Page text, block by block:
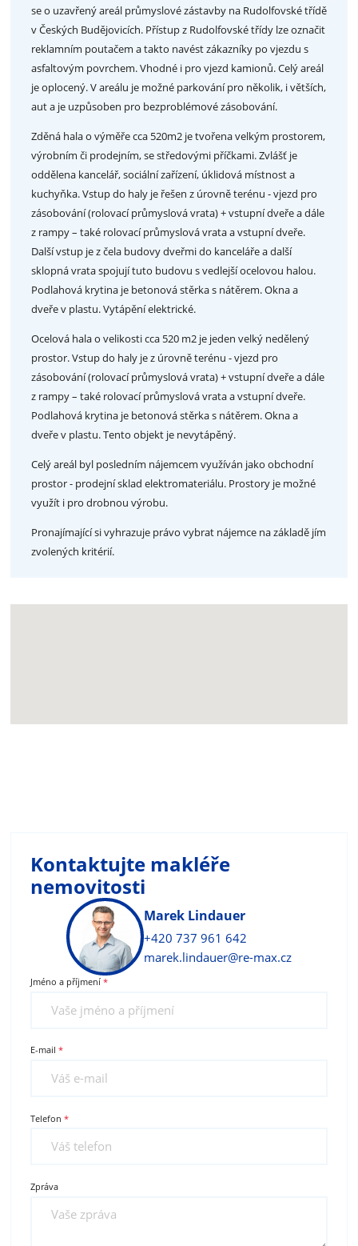
se o uzavřený areál průmyslové zástavby na Rudolfovské třídě
v Českých Budějovicích. Přístup z Rudolfovské třídy lze označit
reklamním poutačem a takto navést zákazníky po vjezdu s
asfaltovým povrchem. Vhodné i pro vjezd kamionů. Celý areál
je oplocený. V areálu je možné parkování pro několik, i větších,
aut a je uzpůsoben pro bezproblémové zásobování.
Zděná hala o výměře cca 520m2 je tvořena velkým prostorem,
výrobním či prodejním, se středovými příčkami. Zvlášť je
oddělena kancelář, sociální zařízení, úklidová místnost a
kuchyňka. Vstup do haly je řešen z úrovně terénu - vjezd pro
zásobování (rolovací průmyslová vrata) + vstupní dveře a dále
z rampy – také rolovací průmyslová vrata a vstupní dveře.
Další vstup je z čela budovy dveřmi do kanceláře a další
sklopná vrata spojují tuto budovu s vedlejší ocelovou halou.
Podlahová krytina je betonová stěrka s nátěrem. Okna a
dveře v plastu. Vytápění elektrické.
Ocelová hala o velikosti cca 520 m2 je jeden velký nedělený
prostor. Vstup do haly je z úrovně terénu - vjezd pro
zásobování (rolovací průmyslová vrata) + vstupní dveře a dále
z rampy – také rolovací průmyslová vrata a vstupní dveře.
Podlahová krytina je betonová stěrka s nátěrem. Okna a
dveře v plastu. Tento objekt je nevytápěný.
Celý areál byl posledním nájemcem využíván jako obchodní
prostor - prodejní sklad elektromateriálu. Prostory je možné
využít i pro drobnou výrobu.
Pronajímající si vyhrazuje právo vybrat nájemce na základě jím
zvolených kritérií.
Kontaktujte makléře
nemovitosti
Marek Lindauer
+420 737 961 642
marek.lindauer@re-max.cz
Jméno a příjmení
E-mail
Telefon
Zpráva